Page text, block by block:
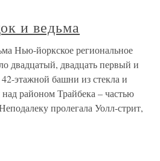
и ведьма
Нью-йоркское региональное
двадцатый, двадцать первый и
этажной башни из стекла и
районом Трайбека – частью
пролегала Уолл-стрит,